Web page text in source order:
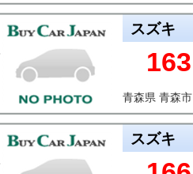
スズキ
163
青森県 青森市
スズキ